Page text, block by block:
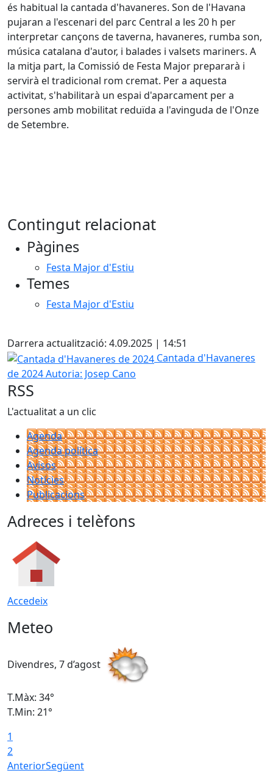
és habitual la cantada d'havaneres. Son de l'Havana
pujaran a l'escenari del parc Central a les 20 h per
interpretar cançons de taverna, havaneres, rumba son,
música catalana d'autor, i balades i valsets mariners. A
la mitja part, la Comissió de Festa Major prepararà i
servirà el tradicional rom cremat. Per a aquesta
activitat, s'habilitarà un espai d'aparcament per a
persones amb mobilitat reduïda a l'avinguda de l'Onze
de Setembre.
Contingut relacionat
Pàgines
Festa Major d'Estiu
Temes
Festa Major d'Estiu
Darrera actualització: 4.09.2025 | 14:51
Cantada d'Havaneres de 2024
Cantada d'Havaneres
de 2024Autoria: Josep Cano
RSS
L'actualitat a un clic
Agenda
Agenda política
Avisos
Notícies
Publicacions
Adreces i telèfons
Accedeix
Meteo
Divendres, 7 d’agost
T.Màx: 34°
T.Min: 21°
1
2
AnteriorSegüent